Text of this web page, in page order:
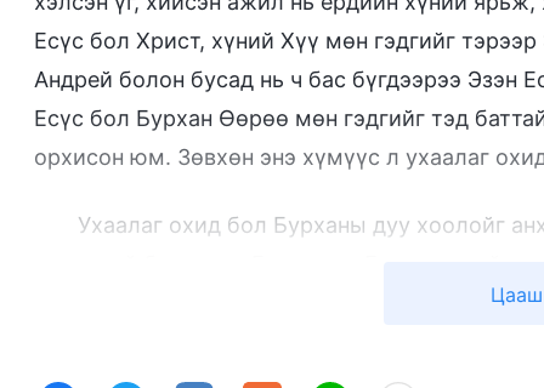
Есүс бол Христ, хүний Хүү мөн гэдгийг
Андрей болон бусад нь ч бас бүгдээрээ Эзэн
Есүс бол Бурхан Өөрөө мөн гэдгийг тэд
орхисон юм. Зөвхөн энэ хүмүүс л ухаалаг
Ухаалаг охид бол Бурханы дуу хоолойг
төсөөллөө орхиж, Бурханы ажлыг даруу
хоолойг сонсоход анхаарлаа хандуулдаггүй,